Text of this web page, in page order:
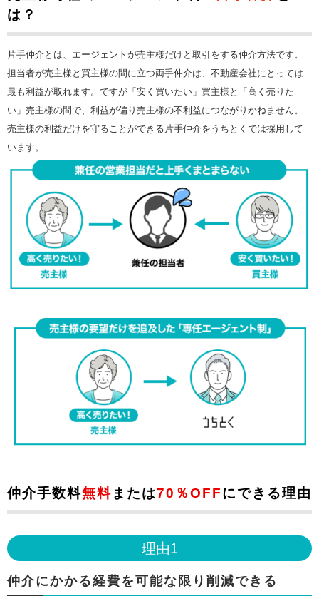
は？
片手仲介とは、エージェントが売主様だけと取引をする仲介方法です。
担当者が売主様と買主様の間に立つ両手仲介は、不動産会社にとっては
最も利益が取れます。ですが「安く買いたい」買主様と「高く売りた
い」売主様の間で、利益が偏り売主様の不利益につながりかねません。
売主様の利益だけを守ることができる片手仲介をうちとくでは採用して
います。
仲介手数料無料または70％OFFにできる理由
理由1
仲介にかかる経費を可能な限り削減できる